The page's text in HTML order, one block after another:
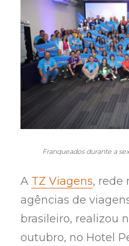
Franqueados durante a
A TZ Viagens, rede
agências de
brasileiro, realizou
outubro, no Hotel